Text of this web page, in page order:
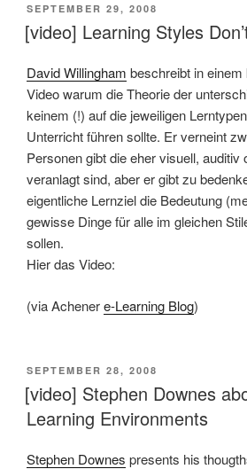
VERÖFFENTLICHT
AM
SEPTEMBER 29, 2008
[video] Learning Styles
David Willingham beschreibt in
Video warum die Theorie der
keinem (!) auf die jeweiligen
Unterricht führen sollte. Er verneint
Personen gibt die eher visuell, auditiv
veranlagt sind, aber er gibt zu
eigentliche Lernziel die Bedeutung
gewisse Dinge für alle im gleichen
sollen.
Hier das Video:
(via Achenere-Learning Blog)
VERÖFFENTLICHT
AM
SEPTEMBER 28, 2008
[video] Stephen Downes
Learning Environments
Stephen Downes presents his